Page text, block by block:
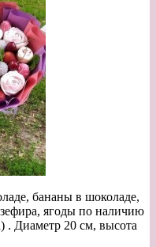
бананы в шоколаде,
ягоды по наличию
. Диаметр 20 см, высота